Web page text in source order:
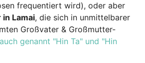
frequentiert wird), oder aber
in Lamai, die sich in unmittelbarer
Großvater & Großmutter-
auch genannt "Hin Ta" und "Hin